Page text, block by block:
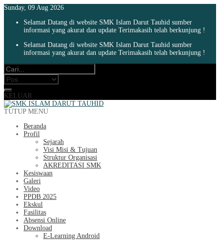
Sunday, 09 Aug 2026
Selamat Datang di website SMK Islam Darut Tauhid sumber
informasi yang akurat dan update Terimakasih telah berkunjung !
Selamat Datang di website SMK Islam Darut Tauhid sumber
informasi yang akurat dan update Terimakasih telah berkunjung !
KELUAR
TUTUP MENU
Beranda
Profil
Sejarah
Visi Misi & Tujuan
Struktur Organisasi
AKREDITASI SMK
Kesiswaan
Galeri
Video
PPDB 2025
Ekskul
Fasilitas
Absensi Online
Download
E-Learning Android